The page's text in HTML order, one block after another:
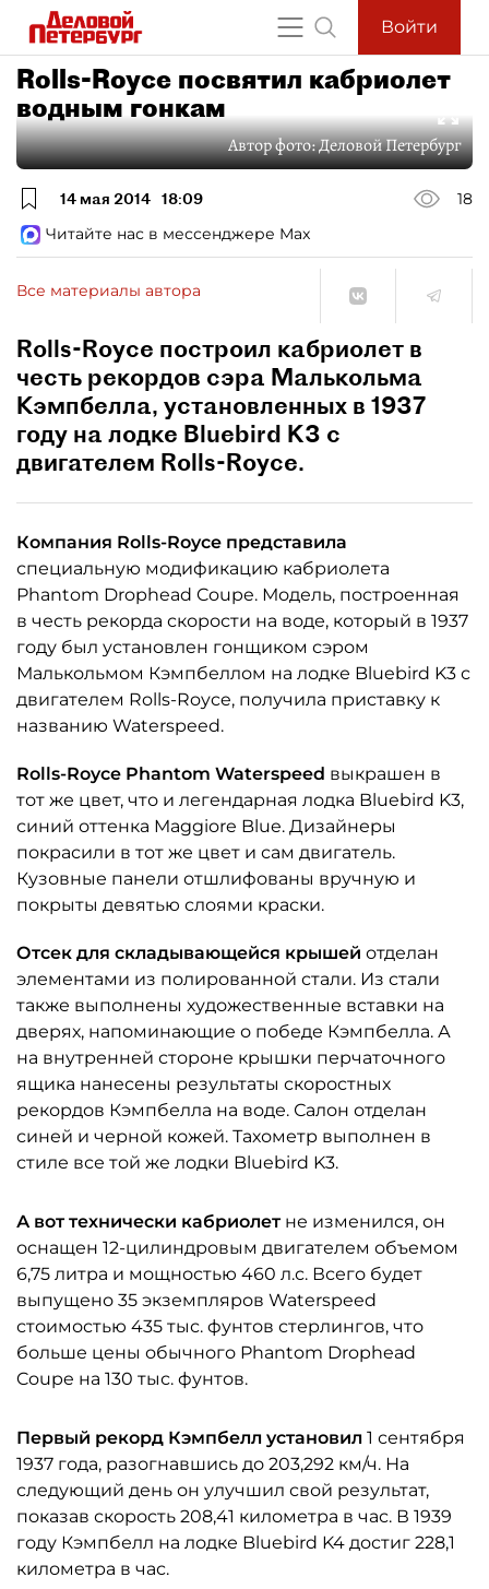
Войти
Rolls-Royce посвятил кабриолет
водным гонкам
Автор фото:Деловой Петербург
14 мая 2014 18:09
18
Читайте нас в мессенджере Max
Все материалы автора
Rolls-Royce построил кабриолет в
честь рекордов сэра Малькольма
Кэмпбелла, установленных в 1937
году на лодке Bluebird K3 с
двигателем Rolls-Royce.
Компания Rolls-Royce представила
специальную модификацию кабриолета
Phantom Drophead Coupe. Модель, построенная
в честь рекорда скорости на воде, который в 1937
году был установлен гонщиком сэром
Малькольмом Кэмпбеллом на лодке Bluebird K3 с
двигателем Rolls-Royce, получила приставку к
названию Waterspeed.
Rolls-Royce Phantom Waterspeed выкрашен в
тот же цвет, что и легендарная лодка Bluebird K3,
синий оттенка Maggiore Blue. Дизайнеры
покрасили в тот же цвет и сам двигатель.
Кузовные панели отшлифованы вручную и
покрыты девятью слоями краски.
Отсек для складывающейся крышей отделан
элементами из полированной стали. Из стали
также выполнены художественные вставки на
дверях, напоминающие о победе Кэмпбелла. А
на внутренней стороне крышки перчаточного
ящика нанесены результаты скоростных
рекордов Кэмпбелла на воде. Салон отделан
синей и черной кожей. Тахометр выполнен в
стиле все той же лодки Bluebird K3.
А вот технически кабриолет не изменился, он
оснащен 12-цилиндровым двигателем объемом
6,75 литра и мощностью 460 л.с. Всего будет
выпущено 35 экземпляров Waterspeed
стоимостью 435 тыс. фунтов стерлингов, что
больше цены обычного Phantom Drophead
Coupe на 130 тыс. фунтов.
Первый рекорд Кэмпбелл установил 1 сентября
1937 года, разогнавшись до 203,292 км/ч. На
следующий день он улучшил свой результат,
показав скорость 208,41 километра в час. В 1939
году Кэмпбелл на лодке Bluebird K4 достиг 228,1
километра в час.